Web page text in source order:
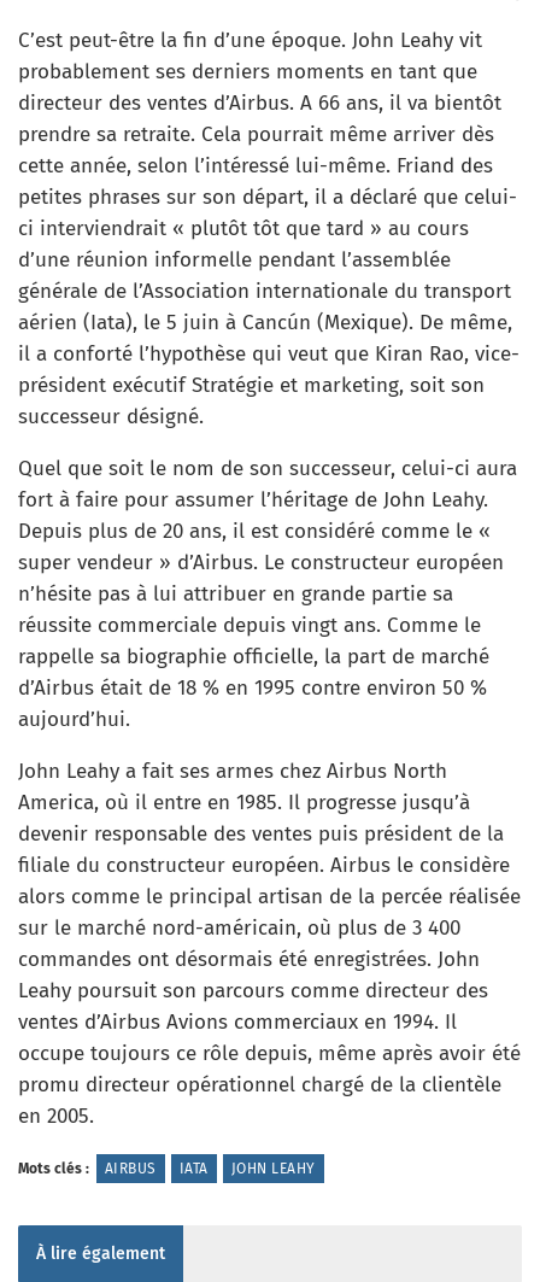
C’est peut-être la fin d’une époque. John Leahy vit
probablement ses derniers moments en tant que
directeur des ventes d’Airbus. A 66 ans, il va bientôt
prendre sa retraite. Cela pourrait même arriver dès
cette année, selon l’intéressé lui-même. Friand des
petites phrases sur son départ, il a déclaré que celui-
ci interviendrait « plutôt tôt que tard » au cours
d’une réunion informelle pendant l’assemblée
générale de l’Association internationale du transport
aérien (Iata), le 5 juin à Cancún (Mexique). De même,
il a conforté l’hypothèse qui veut que Kiran Rao, vice-
président exécutif Stratégie et marketing, soit son
successeur désigné.
Quel que soit le nom de son successeur, celui-ci aura
fort à faire pour assumer l’héritage de John Leahy.
Depuis plus de 20 ans, il est considéré comme le «
super vendeur » d’Airbus. Le constructeur européen
n’hésite pas à lui attribuer en grande partie sa
réussite commerciale depuis vingt ans. Comme le
rappelle sa biographie officielle, la part de marché
d’Airbus était de 18 % en 1995 contre environ 50 %
aujourd’hui.
John Leahy a fait ses armes chez Airbus North
America, où il entre en 1985. Il progresse jusqu’à
devenir responsable des ventes puis président de la
filiale du constructeur européen. Airbus le considère
alors comme le principal artisan de la percée réalisée
sur le marché nord-américain, où plus de 3 400
commandes ont désormais été enregistrées. John
Leahy poursuit son parcours comme directeur des
ventes d’Airbus Avions commerciaux en 1994. Il
occupe toujours ce rôle depuis, même après avoir été
promu directeur opérationnel chargé de la clientèle
en 2005.
Mots clés : AIRBUS IATA JOHN LEAHY
À lire également